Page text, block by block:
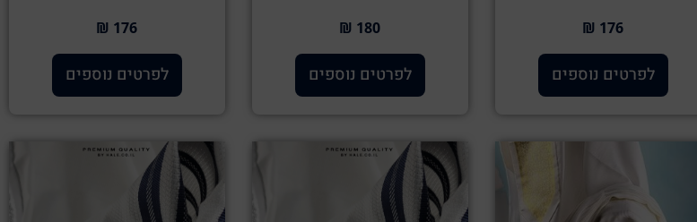
176 ₪
לפרטים נוספים
180 ₪
לפרטים נוספים
176 ₪
לפרטים נוספים